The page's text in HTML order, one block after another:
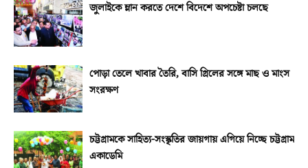
জুলাইকে ম্লান করতে দেশে বিদেশে অপচেষ্টা চলছে
পোড়া তেলে খাবার তৈরি, বাসি গ্রিলের সঙ্গে মাছ ও মাংস
সংরক্ষণ
চট্টগ্রামকে সাহিত্য-সংস্কৃতির জায়গায় এগিয়ে নিচ্ছে চট্টগ্রাম
একাডেমি